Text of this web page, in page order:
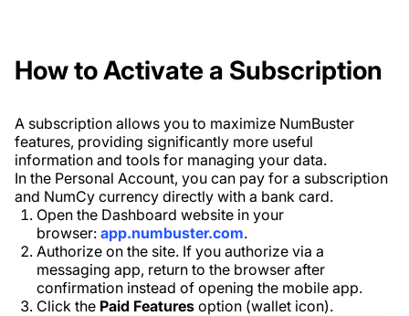
How to Activate a Subscription
A subscription allows you to maximize NumBuster
features, providing significantly more useful
information and tools for managing your data.
In the Personal Account, you can pay for a subscription
and NumCy currency directly with a bank card.
Open the Dashboard website in your
browser: app.numbuster.com.
Authorize on the site. If you authorize via a
messaging app, return to the browser after
confirmation instead of opening the mobile app.
Click the Paid Features option (wallet icon).